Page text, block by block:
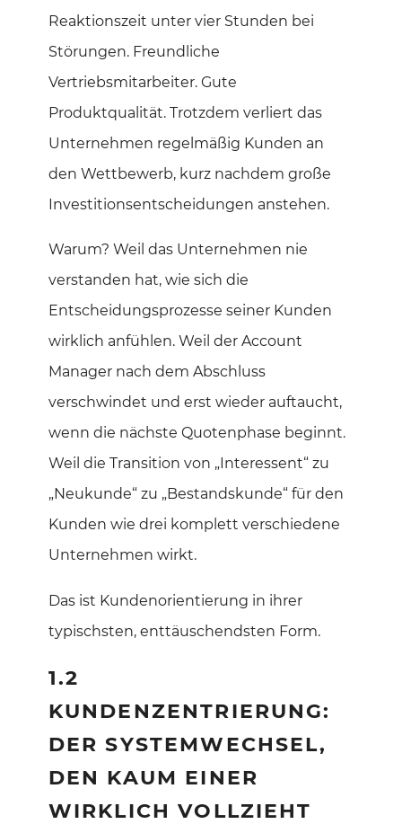
Reaktionszeit unter vier Stunden bei
Störungen. Freundliche
Vertriebsmitarbeiter. Gute
Produktqualität. Trotzdem verliert das
Unternehmen regelmäßig Kunden an
den Wettbewerb, kurz nachdem große
Investitionsentscheidungen anstehen.
Warum? Weil das Unternehmen nie
verstanden hat, wie sich die
Entscheidungsprozesse seiner Kunden
wirklich anfühlen. Weil der Account
Manager nach dem Abschluss
verschwindet und erst wieder auftaucht,
wenn die nächste Quotenphase beginnt.
Weil die Transition von „Interessent“ zu
„Neukunde“ zu „Bestandskunde“ für den
Kunden wie drei komplett verschiedene
Unternehmen wirkt.
Das ist Kundenorientierung in ihrer
typischsten, enttäuschendsten Form.
1.2
KUNDENZENTRIERUNG:
DER SYSTEMWECHSEL,
DEN KAUM EINER
WIRKLICH VOLLZIEHT